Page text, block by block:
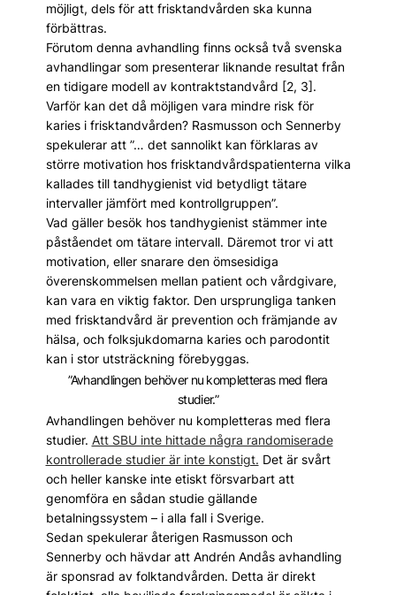
möjligt, dels för att frisktandvården ska kunna
förbättras.
Förutom denna avhandling finns också två svenska
avhandlingar som presenterar liknande resultat från
en tidigare modell av kontraktstandvård [2, 3].
Varför kan det då möjligen vara mind­re risk för
karies i frisktandvården? Rasmusson och Sennerby
spekulerar att ”… det sannolikt kan förklaras av
större motivation hos frisktandvårdspatienterna vilka
kallades till tandhygienist vid betydligt tätare
intervaller jämfört med kontrollgruppen”.
Vad gäller besök hos tandhygienist stämmer inte
påståendet om tätare intervall. Däremot tror vi att
motivation, eller snarare den ömsesidiga
överenskommelsen mellan patient och vårdgivare,
kan vara en viktig faktor. Den ursprungliga tanken
med frisktandvård är prevention och främjande av
hälsa, och folksjukdomarna karies och parodontit
kan i stor utsträckning förebyggas.
”Avhandlingen behöver nu kompletteras med flera
studier.”
Avhandlingen behöver nu kompletteras med flera
studier. Att SBU inte hittade några randomiserade
kontrollerade studier är inte konstigt. Det är svårt
och heller kanske inte etiskt försvarbart att
genomföra en sådan studie gällande
betalningssystem – i alla fall i Sverige.
Sedan spekulerar återigen Rasmusson och
Sennerby och hävdar att Andrén Andås avhandling
är sponsrad av folktandvården. Detta är direkt